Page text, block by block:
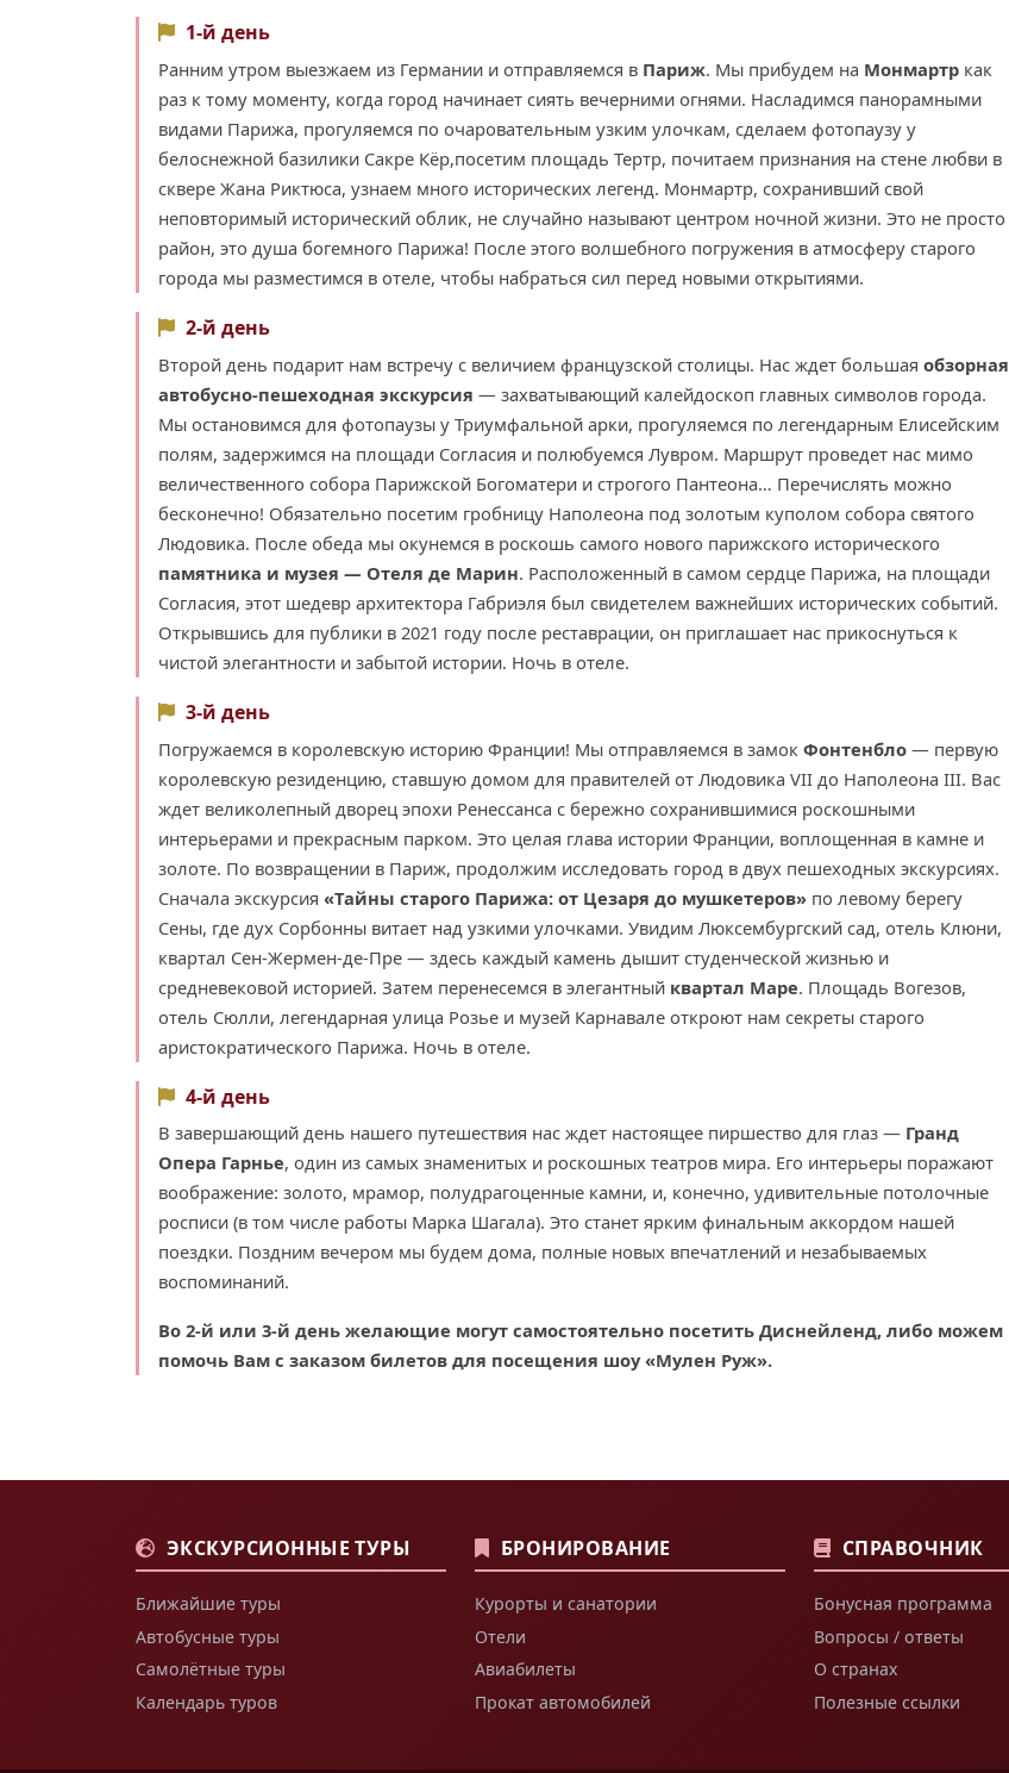
1-й день
Ранним утром выезжаем из Германии и отправляемся в Париж. Мы прибудем на Монмартр как
раз к тому моменту, когда город начинает сиять вечерними огнями. Насладимся панорамными
видами Парижа, прогуляемся по очаровательным узким улочкам, сделаем фотопаузу у
белоснежной базилики Сакре Кёр,посетим площадь Тертр, почитаем признания на стене любви в
сквере Жана Риктюса, узнаем много исторических легенд. Монмартр, сохранивший свой
неповторимый исторический облик, не случайно называют центром ночной жизни. Это не просто
район, это душа богемного Парижа! После этого волшебного погружения в атмосферу старого
города мы разместимся в отеле, чтобы набраться сил перед новыми открытиями.
2-й день
Второй день подарит нам встречу с величием французской столицы. Нас ждет большая обзорная
автобусно-пешеходная экскурсия — захватывающий калейдоскоп главных символов города.
Мы остановимся для фотопаузы у Триумфальной арки, прогуляемся по легендарным Елисейским
полям, задержимся на площади Согласия и полюбуемся Лувром. Маршрут проведет нас мимо
величественного собора Парижской Богоматери и строгого Пантеона… Перечислять можно
бесконечно! Обязательно посетим гробницу Наполеона под золотым куполом собора святого
Людовика. После обеда мы окунемся в роскошь самого нового парижского исторического
памятника и музея — Отеля де Марин. Расположенный в самом сердце Парижа, на площади
Согласия, этот шедевр архитектора Габриэля был свидетелем важнейших исторических событий.
Открывшись для публики в 2021 году после реставрации, он приглашает нас прикоснуться к
чистой элегантности и забытой истории. Ночь в отеле.
3-й день
Погружаемся в королевскую историю Франции! Мы отправляемся в замок Фонтенбло — первую
королевскую резиденцию, ставшую домом для правителей от Людовика VII до Наполеона III. Вас
ждет великолепный дворец эпохи Ренессанса с бережно сохранившимися роскошными
интерьерами и прекрасным парком. Это целая глава истории Франции, воплощенная в камне и
золоте. По возвращении в Париж, продолжим исследовать город в двух пешеходных экскурсиях.
Сначала экскурсия «Тайны старого Парижа: от Цезаря до мушкетеров» по левому берегу
Сены, где дух Сорбонны витает над узкими улочками. Увидим Люксембургский сад, отель Клюни,
квартал Сен-Жермен-де-Пре — здесь каждый камень дышит студенческой жизнью и
средневековой историей. Затем перенесемся в элегантный квартал Маре. Площадь Вогезов,
отель Сюлли, легендарная улица Розье и музей Карнавале откроют нам секреты старого
аристократического Парижа. Ночь в отеле.
4-й день
В завершающий день нашего путешествия нас ждет настоящее пиршество для глаз — Гранд
Опера Гарнье, один из самых знаменитых и роскошных театров мира. Его интерьеры поражают
воображение: золото, мрамор, полудрагоценные камни, и, конечно, удивительные потолочные
росписи (в том числе работы Марка Шагала). Это станет ярким финальным аккордом нашей
поездки. Поздним вечером мы будем дома, полные новых впечатлений и незабываемых
воспоминаний.
Во 2-й или 3-й день желающие могут самостоятельно посетить Диснейленд, либо можем
помочь Вам с заказом билетов для посещения шоу «Мулен Руж».
ЭКСКУРСИОННЫЕ ТУРЫ
Ближайшие туры
Автобусные туры
Самолётные туры
Календарь туров
БРОНИРОВАНИЕ
Курорты и санатории
Отели
Авиабилеты
Прокат автомобилей
СПРАВОЧНИК
Бонусная программа
Вопросы / ответы
О странах
Полезные ссылки